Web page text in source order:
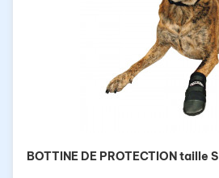
BOTTINE DE PROTECTION taille S